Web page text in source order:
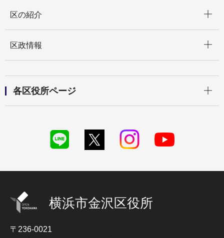
区の紹介
区政情報
各区役所ページ
横浜市金沢区役所
〒236-0021